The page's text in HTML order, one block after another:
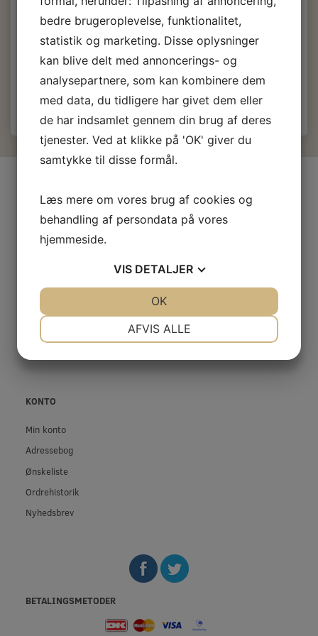
65,00 DKKm/Moms
52,00 DKKu/Moms)
Få besked når produktet kommer igen
Firma profil
Kontakt os
Prof-Kunde
Privatliv- og cookiepolitik
Fortrolighed
KONTO
Min konto
Adressebog
Ønskeliste
Ordrehistorik
Nyhedsbrev
BETALINGSMETODER
bedre brugeroplevelse, funktionalitet,
statistik og marketing. Disse oplysninger
kan blive delt med annoncerings- og
analysepartnere, som kan kombinere dem
med data, du tidligere har givet dem eller
de har indsamlet gennem din brug af deres
tjenester. Ved at klikke på 'OK' giver du
samtykke til disse formål.
Læs mere om vores brug af cookies og
behandling af persondata på vores
hjemmeside.
VIS DETALJER
AFVIS ALLE
OK